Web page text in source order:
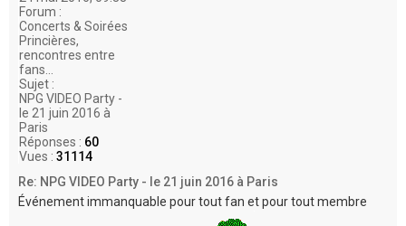
Forum :
Concerts & Soirées
Princières,
rencontres entre
fans...
Sujet :
NPG VIDEO Party -
le 21 juin 2016 à
Paris
Réponses : 60
Vues : 31114
Re: NPG VIDEO Party - le 21 juin 2016 à Paris
Événement immanquable pour tout fan et pour tout membre